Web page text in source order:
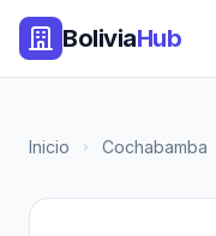
BoliviaHub
Inicio Cochabamba